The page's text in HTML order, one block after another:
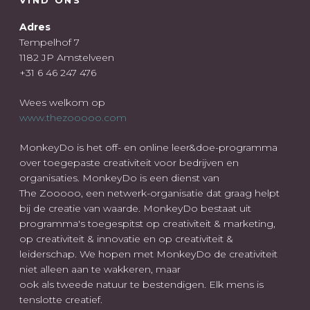
Adres
Tempelhof 7
1182 JP Amstelveen
+31 6 46 247 476
Wees welkom op
www.thezooooo.com
MonkeyDo is het off- en online leer&doe-programma
over toegepaste creativiteit voor bedrijven en
organisaties. MonkeyDo is een dienst van
The Zooooo, een netwerk-organisatie dat graag helpt
bij de creatie van waarde. MonkeyDo bestaat uit
programma's toegespitst op creativiteit & marketing,
op creativiteit & innovatie en op creativiteit &
leiderschap. We hopen met MonkeyDo de creativiteit
niet alleen aan te wakkeren, maar
ook als tweede natuur te bestendigen. Elk mens is
tenslotte creatief.